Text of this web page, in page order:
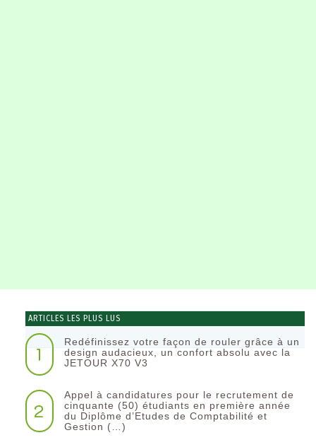
ARTICLES LES PLUS LUS
1
Redéfinissez votre façon de rouler grâce à un
design audacieux, un confort absolu avec la
JETOUR X70 V3
2
Appel à candidatures pour le recrutement de
cinquante (50) étudiants en première année
du Diplôme d’Etudes de Comptabilité et
Gestion (…)